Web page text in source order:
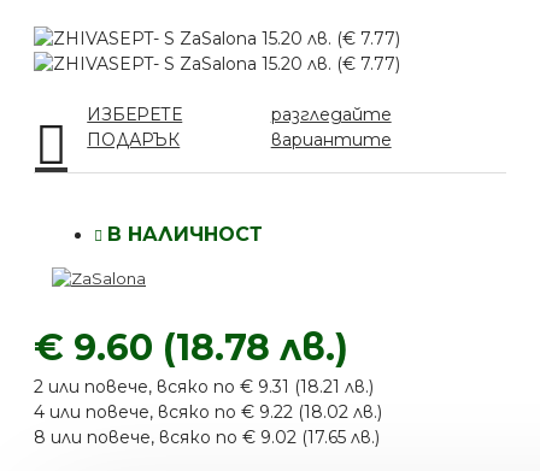
ИЗБЕРЕТЕ
ПОДАРЪК
разгледайте
вариантите
€ 9.60 (18.78 лв.)
2 или повече, всяко по € 9.31 (18.21 лв.)
4 или повече, всяко по € 9.22 (18.02 лв.)
8 или повече, всяко по € 9.02 (17.65 лв.)
В НАЛИЧНОСТ